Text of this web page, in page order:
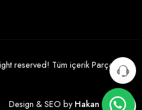
reserved! Tüm içerik Parça
Design & SEO byHakan Çelik